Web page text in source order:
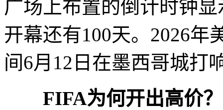
广场上布置的倒计时钟
开幕还有100天。2026年
间6月12日在墨西哥城打
FIFA为何开出高价？